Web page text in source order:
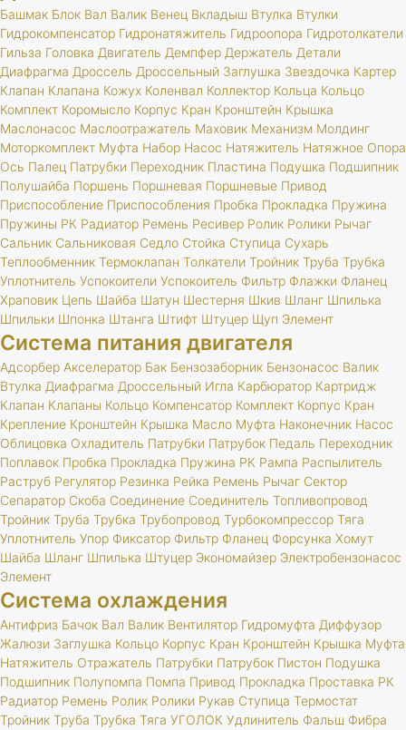
Башмак Блок Вал Валик Венец Вкладыш Втулка Втулки
Гидрокомпенсатор Гидронатяжитель Гидроопора Гидротолкатели
Гильза Головка Двигатель Демпфер Держатель Детали
Диафрагма Дроссель Дроссельный Заглушка Звездочка Картер
Клапан Клапана Кожух Коленвал Коллектор Кольца Кольцо
Комплект Коромысло Корпус Кран Кронштейн Крышка
Маслонасос Маслоотражатель Маховик Механизм Молдинг
Моторкомплект Муфта Набор Насос Натяжитель Натяжное Опора
Ось Палец Патрубки Переходник Пластина Подушка Подшипник
Полушайба Поршень Поршневая Поршневые Привод
Приспособление Приспособления Пробка Прокладка Пружина
Пружины РК Радиатор Ремень Ресивер Ролик Ролики Рычаг
Сальник Сальниковая Седло Стойка Ступица Сухарь
Теплообменник Термоклапан Толкатели Тройник Труба Трубка
Уплотнитель Успокоители Успокоитель Фильтр Флажки Фланец
Храповик Цепь Шайба Шатун Шестерня Шкив Шланг Шпилька
Шпильки Шпонка Штанга Штифт Штуцер Щуп Элемент
Система питания двигателя
Адсорбер Акселератор Бак Бензозаборник Бензонасос Валик
Втулка Диафрагма Дроссельный Игла Карбюратор Картридж
Клапан Клапаны Кольцо Компенсатор Комплект Корпус Кран
Крепление Кронштейн Крышка Масло Муфта Наконечник Насос
Облицовка Охладитель Патрубки Патрубок Педаль Переходник
Поплавок Пробка Прокладка Пружина РК Рампа Распылитель
Раструб Регулятор Резинка Рейка Ремень Рычаг Сектор
Сепаратор Скоба Соединение Соединитель Топливопровод
Тройник Труба Трубка Трубопровод Турбокомпрессор Тяга
Уплотнитель Упор Фиксатор Фильтр Фланец Форсунка Хомут
Шайба Шланг Шпилька Штуцер Экономайзер Электробензонасос
Элемент
Система охлаждения
Антифриз Бачок Вал Валик Вентилятор Гидромуфта Диффузор
Жалюзи Заглушка Кольцо Корпус Кран Кронштейн Крышка Муфта
Натяжитель Отражатель Патрубки Патрубок Пистон Подушка
Подшипник Полупомпа Помпа Привод Прокладка Проставка РК
Радиатор Ремень Ролик Ролики Рукав Ступица Термостат
Тройник Труба Трубка Тяга УГОЛОК Удлинитель Фальш Фибра